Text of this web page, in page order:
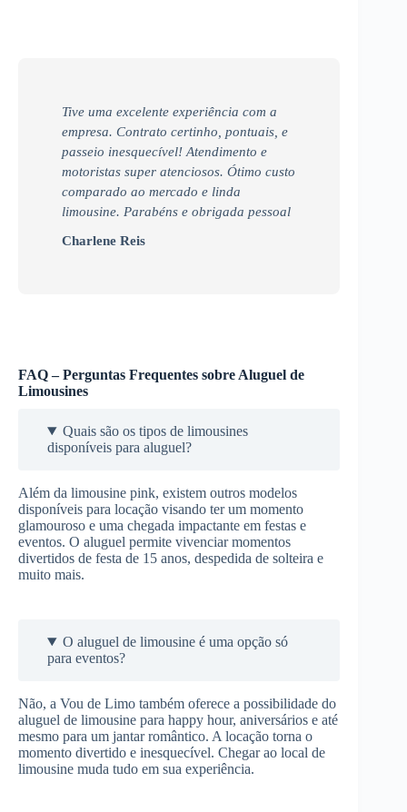
Tive uma excelente experiência com a
empresa. Contrato certinho, pontuais, e
passeio inesquecível! Atendimento e
motoristas super atenciosos. Ótimo custo
comparado ao mercado e linda
limousine. Parabéns e obrigada pessoal
Charlene Reis
FAQ – Perguntas Frequentes sobre Aluguel de
Limousines
Quais são os tipos de limousines
disponíveis para aluguel?
Além da limousine pink, existem outros modelos
disponíveis para locação visando ter um momento
glamouroso e uma chegada impactante em festas e
eventos. O aluguel permite vivenciar momentos
divertidos de festa de 15 anos, despedida de solteira e
muito mais.
O aluguel de limousine é uma opção só
para eventos?
Não, a Vou de Limo também oferece a possibilidade do
aluguel de limousine para happy hour, aniversários e até
mesmo para um jantar romântico. A locação torna o
momento divertido e inesquecível. Chegar ao local de
limousine muda tudo em sua experiência.